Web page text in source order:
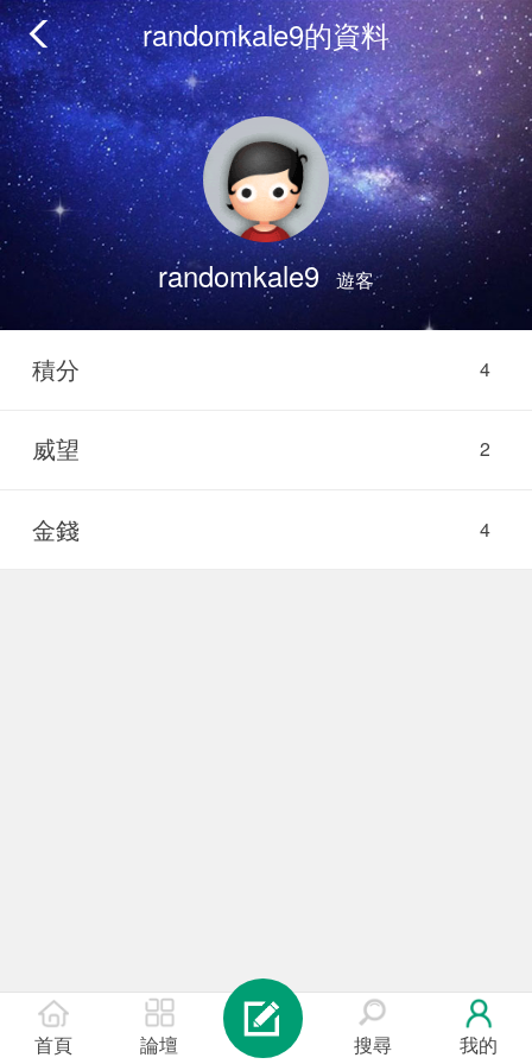
randomkale9的資料
randomkale9 遊客
4
積分
2
威望
4
金錢
首頁 論壇 搜尋 我的